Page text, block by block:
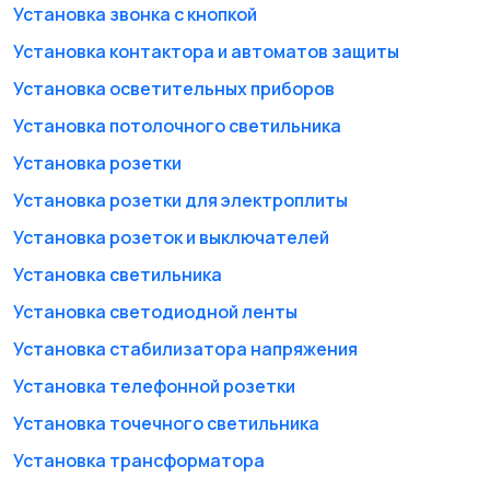
Изготовление кухни Фасадные работы
Земляные работы
Охранные системы и
контроль доступа
Строительство бань,
саун и бассейнов
Фундамент
Установка звонка с кнопкой
Установка контактора и автоматов защиты
Установка осветительных приборов
Установка потолочного светильника
Установка розетки
Установка розетки для электроплиты
Установка розеток и выключателей
Установка светильника
Установка светодиодной ленты
Установка стабилизатора напряжения
Установка телефонной розетки
Установка точечного светильника
Установка трансформатора